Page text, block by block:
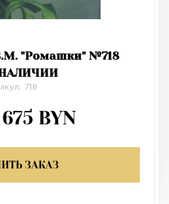
"Ромашки" №718
718
675 BYN
ЗАКАЗ